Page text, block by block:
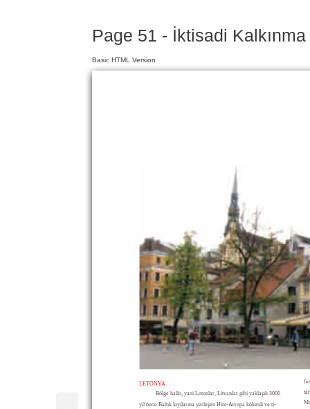
Page 51 - İktisadi
Basic HTML Version
LETONYA
Bölge halkı, yani Letonlar, Litvanlar gibi yaklaşık 3000
yıl önce Baltık kıyılarına yerleşen Hint-Avrupa kökenli ve ti-